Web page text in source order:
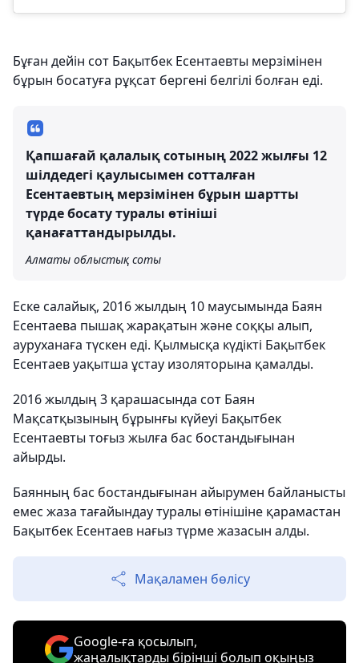
Бұған дейін сот Бақытбек Есентаевты мерзімінен
бұрын босатуға рұқсат бергені белгілі болған еді.
Қапшағай қалалық сотының 2022 жылғы 12
шілдедегі қаулысымен сотталған
Есентаевтың мерзімінен бұрын шартты
түрде босату туралы өтініші
қанағаттандырылды.
Алматы облыстық соты
Еске салайық, 2016 жылдың 10 маусымында Баян
Есентаева пышақ жарақатын және соққы алып,
ауруханаға түскен еді. Қылмысқа күдікті Бақытбек
Есентаев уақытша ұстау изоляторына қамалды.
2016 жылдың 3 қарашасында сот Баян
Мақсатқызының бұрынғы күйеуі Бақытбек
Есентаевты тоғыз жылға бас бостандығынан
айырды.
Баянның бас бостандығынан айырумен байланысты
емес жаза тағайындау туралы өтінішіне қарамастан
Бақытбек Есентаев нағыз түрме жазасын алды.
Мақаламен бөлісу
Google-ға қосылып,
жаңалықтарды бірінші болып оқыңыз